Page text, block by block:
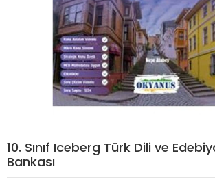
10. Sınıf Iceberg Türk Dili ve
Bankası